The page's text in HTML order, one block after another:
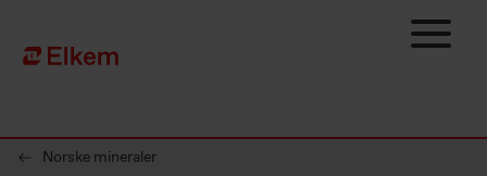
Til startsiden
Norske mineraler